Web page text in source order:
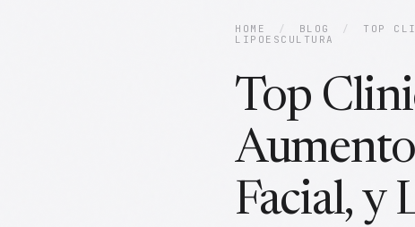
HOME / BLOG /
TOP
LIPOESCULTURA
Top
Facial, y